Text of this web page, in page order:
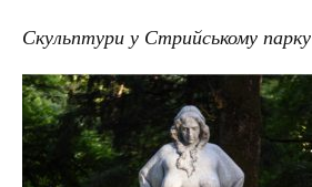
Cкульптури у Стрийському парку